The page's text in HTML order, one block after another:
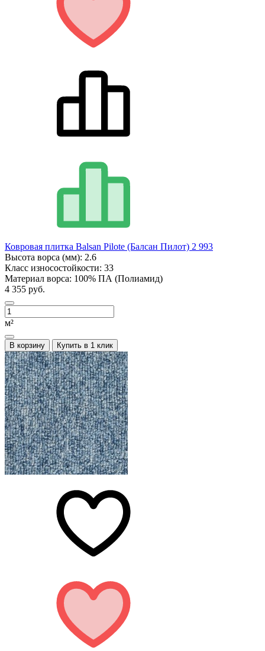
Ковровая плитка Balsan Pilote (Балсан Пилот) 2 993
Высота ворса (мм): 2.6
Класс износостойкости: 33
Материал ворса: 100% ПА (Полиамид)
4 355 руб.
м²
В корзину Купить в 1 клик